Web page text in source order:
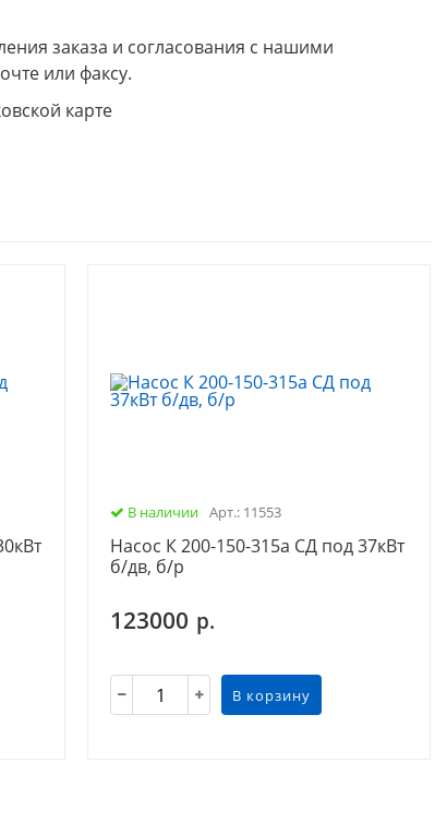
заказа и согласования с нашими
или факсу.
карте
В наличии Арт.: 11553
Насос К 200-150-315а СД под 37кВт
б/дв, б/р
123000 р.
В корзину